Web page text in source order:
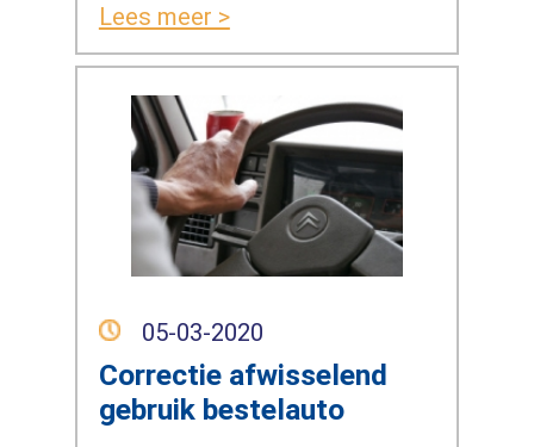
Lees meer >
05-03-2020
Correctie afwisselend
gebruik bestelauto